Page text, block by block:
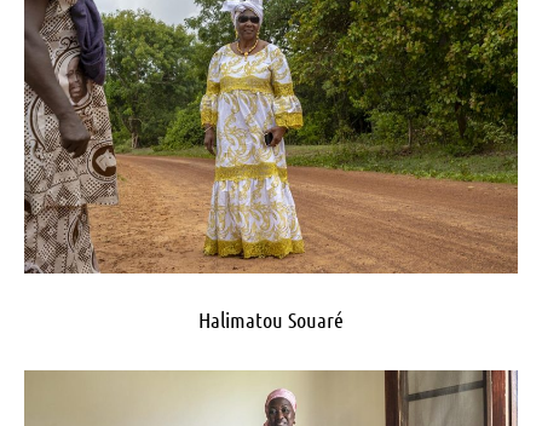
Halimatou Souaré